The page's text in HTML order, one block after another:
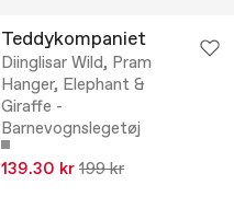
Teddykompaniet
Diinglisar Wild, Pram
Hanger, Elephant &
Giraffe -
Barnevognslegetøj
139.30 kr 199 kr